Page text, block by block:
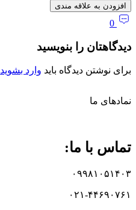
افزودن به علاقه مندی
0
دیدگاهتان را بنویسید
برای نوشتن دیدگاه باید وارد بشوید
نماد‌های ما
تماس با ما:
۰۹۹۸۱۰۵۱۴۰۳
۰۲۱-۴۴۶۹۰۷۶۱